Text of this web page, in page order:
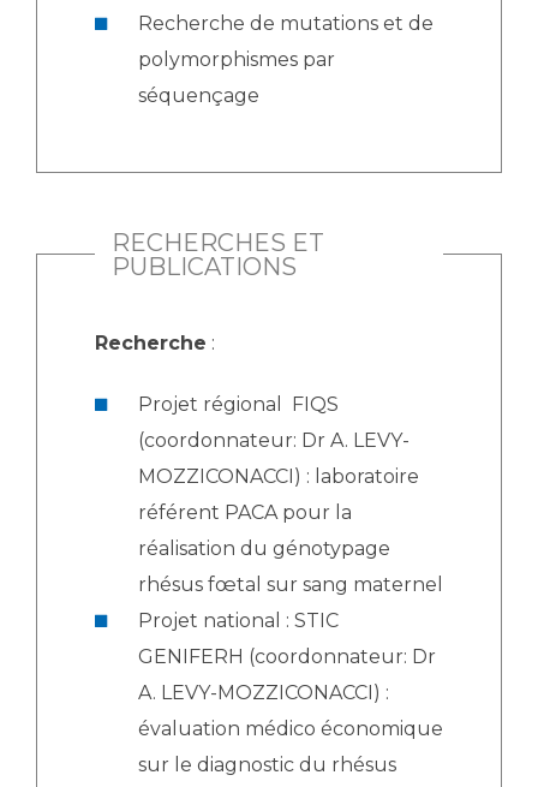
Recherche de mutations et de
polymorphismes par
séquençage
RECHERCHES ET
PUBLICATIONS
Recherche :
Projet régional FIQS
(coordonnateur: Dr A. LEVY-
MOZZICONACCI) : laboratoire
référent PACA pour la
réalisation du génotypage
rhésus fœtal sur sang maternel
Projet national : STIC
GENIFERH (coordonnateur: Dr
A. LEVY-MOZZICONACCI) :
évaluation médico économique
sur le diagnostic du rhésus